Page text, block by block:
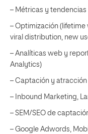
– Métricas y tendencias
– Optimización (lifetime
viral distribution, new
– Analíticas web y
Analytics)
– Captación y
– Inbound Marketing,
– SEM/SEO de
– Google Adwords,